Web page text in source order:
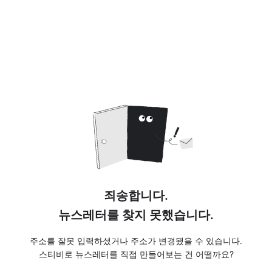
죄송합니다.
뉴스레터를 찾지 못했습니다.
주소를 잘못 입력하셨거나 주소가 변경됐을 수 있습니다.
스티비로 뉴스레터를 직접 만들어보는 건 어떨까요?